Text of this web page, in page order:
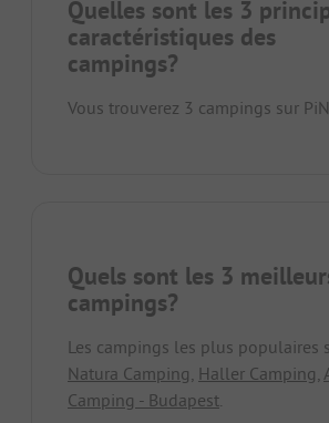
Quelles sont les 3
caractéristiques des
campings?
Vous trouverez 3 campings sur
Quels sont les 3
campings?
Les campings les plus populaires
Natura Camping Haller Camping
Camping - Budapest